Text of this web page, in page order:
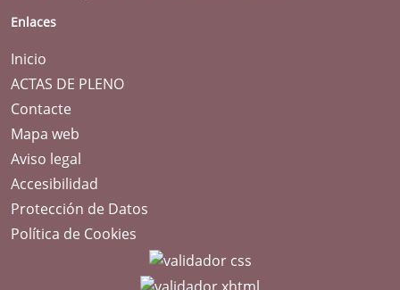
Enlaces
Inicio
ACTAS DE PLENO
Contacte
Mapa web
Aviso legal
Accesibilidad
Protección de Datos
Política de Cookies